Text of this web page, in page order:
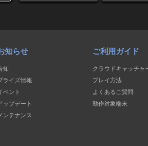
知らせ
知
ライズ情報
ベント
ップデート
ンテナンス
ご利用ガイド
クラウドキャッチャ
プレイ方法
よくあるご質問
動作対象端末